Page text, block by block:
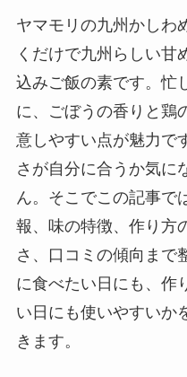
ヤマモリの九州かしわ
くだけで九州らしい甘
込みご飯の素です。忙
に、ごぼうの香りと鶏
意しやすい点が魅力で
さが自分に合うか気に
ん。そこでこの記事で
報、味の特徴、作り方
さ、口コミの傾向まで
に食べたい日にも、作
い日にも使いやすいか
きます。